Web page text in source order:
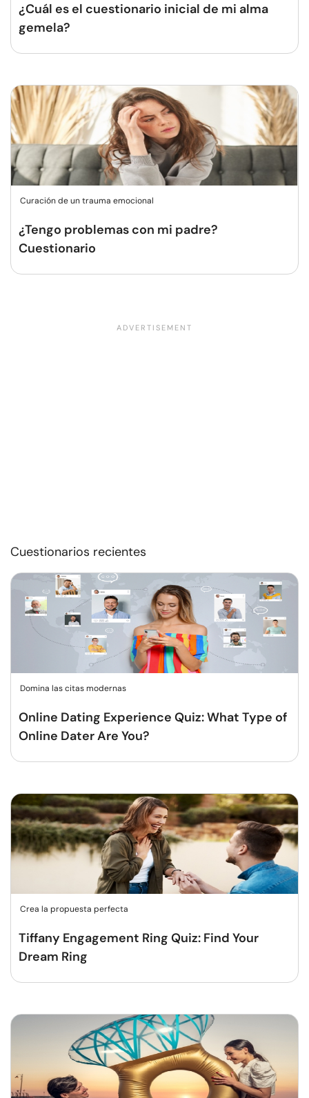
¿Cuál es el cuestionario inicial de mi alma
gemela?
Curación de un trauma emocional
¿Tengo problemas con mi padre?
Cuestionario
Cuestionarios recientes
Domina las citas modernas
Online Dating Experience Quiz: What Type of
Online Dater Are You?
Crea la propuesta perfecta
Tiffany Engagement Ring Quiz: Find Your
Dream Ring